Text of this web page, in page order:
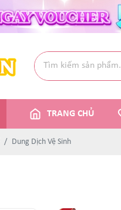
TRANG CHỦ
Dung Dịch Vệ Sinh